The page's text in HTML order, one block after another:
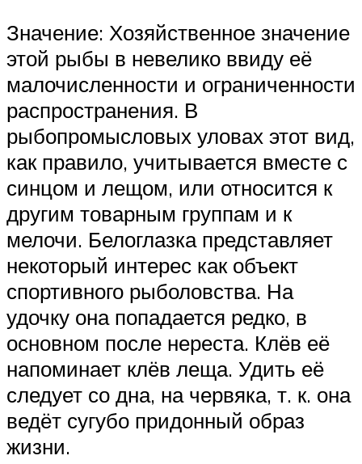
Значение: Хозяйственное значение
этой рыбы в невелико ввиду её
малочисленности и ограниченности
распространения. В
рыбопромысловых уловах этот вид,
как правило, учитывается вместе с
синцом и лещом, или относится к
другим товарным группам и к
мелочи. Белоглазка представляет
некоторый интерес как объект
спортивного рыболовства. На
удочку она попадается редко, в
основном после нереста. Клёв её
напоминает клёв леща. Удить её
следует со дна, на червяка, т. к. она
ведёт сугубо придонный образ
жизни.